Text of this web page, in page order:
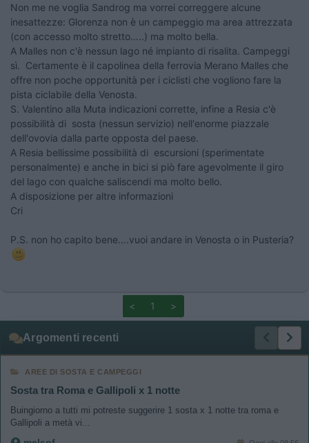
Non me ne voglia Sandrog ma vorrei correggere alcune
inesattezze: Glorenza non è un campeggio ma area attrezzata
(con accesso molto stretto…..) ma molto bella.
A Malles non c'è nessun lago né impianto di risalita. Campeggi
sì. Certamente è il capolinea della ferrovia Merano Malles che
offre non poche opportunità per i ciclisti che vogliono fare la
pista ciclabile della Venosta.
S. Valentino alla Muta indicazioni corrette, infine a Resia c'è
possibilità di sosta (nessun servizio) nell'enorme piazzale
dell'ovovia dalla parte opposta del paese.
A Resia bellissime possibilità di escursioni (sperimentate
personalmente) e anche in bici si piò fare agevolmente il giro
del lago con qualche saliscendi ma molto bello.
A disposizione per altre informazioni
Cri
P.S. non ho capito bene….vuoi andare in Venosta o in Pusteria?
< 1 >
Argomenti recenti
AREE DI SOSTA E CAMPEGGI
Sosta tra Roma e Gallipoli x 1 notte
Buingiorno a tutti mi potreste suggerire 1 sosta x 1 notte tra roma e
Gallipoli a metà vi...